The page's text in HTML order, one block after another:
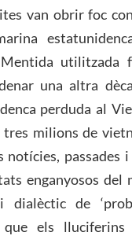
van obrir foc
utilitzada
una altra
perduda al
tres milions de
notícies, passades
enganyosos del
dialèctic de
que els